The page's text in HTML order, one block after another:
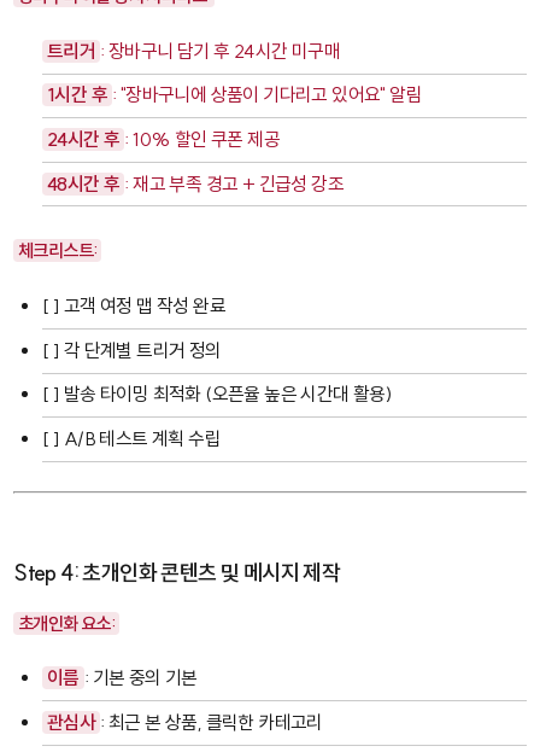
트리거 : 장바구니 담기 후 24시간 미구매
1시간 후 : "장바구니에 상품이 기다리고 있어요" 알림
24시간 후 : 10% 할인 쿠폰 제공
48시간 후 : 재고 부족 경고 + 긴급성 강조
체크리스트:
[ ] 고객 여정 맵 작성 완료
[ ] 각 단계별 트리거 정의
[ ] 발송 타이밍 최적화 (오픈율 높은 시간대 활용)
[ ] A/B 테스트 계획 수립
Step 4: 초개인화 콘텐츠 및 메시지 제작
초개인화 요소:
이름 : 기본 중의 기본
관심사 : 최근 본 상품, 클릭한 카테고리